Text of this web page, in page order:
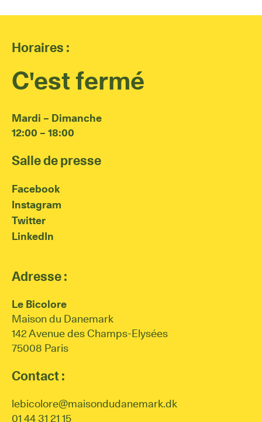
Horaires :
C'est fermé
Mardi – Dimanche
12:00 – 18:00
Salle de presse
Facebook
Instagram
Twitter
LinkedIn
Adresse :
Le Bicolore
Maison du Danemark
142 Avenue des Champs-Elysées
75008 Paris
Contact :
lebicolore@maisondudanemark.dk
01 44 31 21 15